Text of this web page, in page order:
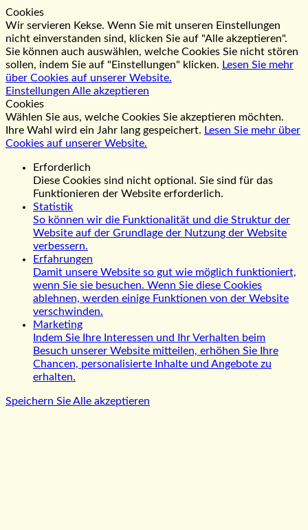
Cookies
Wir servieren Kekse. Wenn Sie mit unseren Einstellungen
nicht einverstanden sind, klicken Sie auf "Alle akzeptieren".
Sie können auch auswählen, welche Cookies Sie nicht stören
sollen, indem Sie auf "Einstellungen" klicken. Lesen Sie mehr
über Cookies auf unserer Website.
Einstellungen Alle akzeptieren
Cookies
Wählen Sie aus, welche Cookies Sie akzeptieren möchten.
Ihre Wahl wird ein Jahr lang gespeichert. Lesen Sie mehr über
Cookies auf unserer Website.
Erforderlich
Diese Cookies sind nicht optional. Sie sind für das
Funktionieren der Website erforderlich.
Statistik
So können wir die Funktionalität und die Struktur der
Website auf der Grundlage der Nutzung der Website
verbessern.
Erfahrungen
Damit unsere Website so gut wie möglich funktioniert,
wenn Sie sie besuchen. Wenn Sie diese Cookies
ablehnen, werden einige Funktionen von der Website
verschwinden.
Marketing
Indem Sie Ihre Interessen und Ihr Verhalten beim
Besuch unserer Website mitteilen, erhöhen Sie Ihre
Chancen, personalisierte Inhalte und Angebote zu
erhalten.
Speichern SieAlle akzeptieren